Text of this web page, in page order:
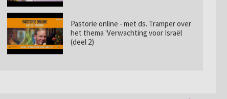
Pastorie online - met ds. Tramper over
het thema 'Verwachting voor Israël
(deel 2)